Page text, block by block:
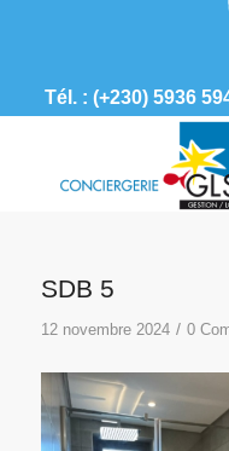
Tél. : (+230) 5936
SDB 5
12 novembre 2024 / 0